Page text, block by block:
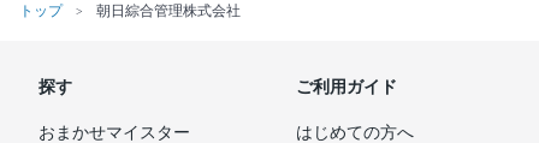
トップ 朝日綜合管理株式会社
探す
おまかせマイスター
ご利用ガイド
はじめての方へ